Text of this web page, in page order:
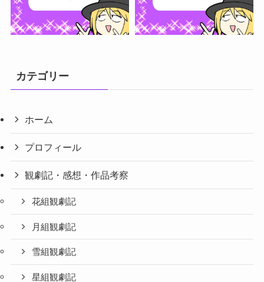
カテゴリー
ホーム
プロフィール
観劇記・感想・作品考察
花組観劇記
月組観劇記
雪組観劇記
星組観劇記